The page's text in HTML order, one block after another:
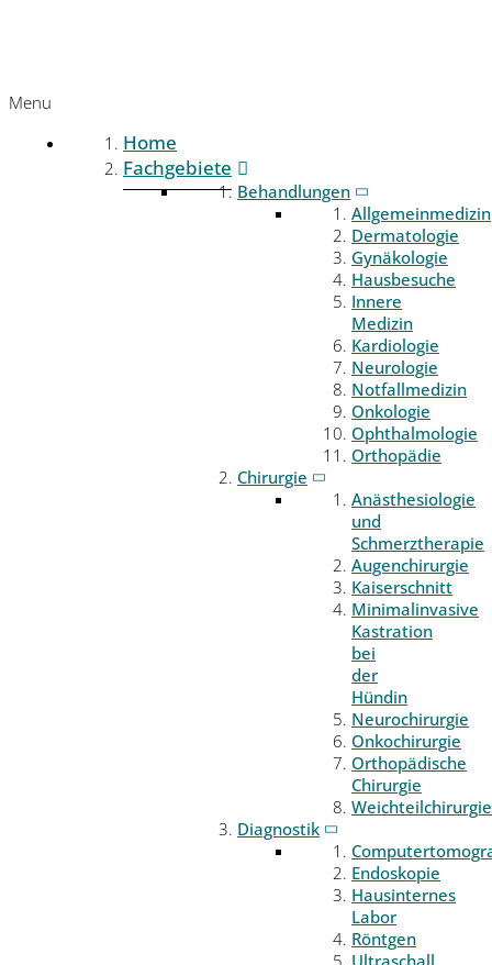
Menu
Home
Fachgebiete
Behandlungen
Allgemeinmedizin
Dermatologie
Gynäkologie
Hausbesuche
Innere
Medizin
Kardiologie
Neurologie
Notfallmedizin
Onkologie
Ophthalmologie
Orthopädie
Chirurgie
Anästhesiologie
und
Schmerztherapie
Augenchirurgie
Kaiserschnitt
Minimalinvasive
Kastration
bei
der
Hündin
Neurochirurgie
Onkochirurgie
Orthopädische
Chirurgie
Weichteilchirurgie
Diagnostik
Endoskopie
Hausinternes
Labor
Röntgen
Ultraschall